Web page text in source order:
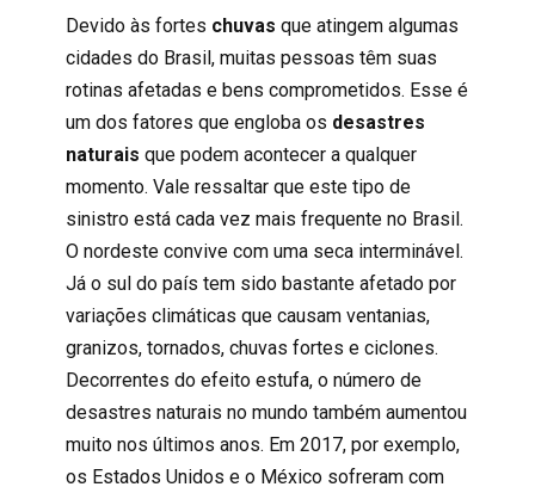
Devido às fortes chuvas que atingem algumas
cidades do Brasil, muitas pessoas têm suas
rotinas afetadas e bens comprometidos. Esse é
um dos fatores que engloba os desastres
naturais que podem acontecer a qualquer
momento. Vale ressaltar que este tipo de
sinistro está cada vez mais frequente no Brasil.
O nordeste convive com uma seca interminável.
Já o sul do país tem sido bastante afetado por
variações climáticas que causam ventanias,
granizos, tornados, chuvas fortes e ciclones.
Decorrentes do efeito estufa, o número de
desastres naturais no mundo também aumentou
muito nos últimos anos. Em 2017, por exemplo,
os Estados Unidos e o México sofreram com